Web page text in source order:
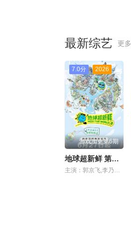
最新综艺 更多
7.0分 2026
游戏加更第6期
地球超新鲜 第二季
主演：郭京飞,李乃文,孙红雷,王玉雯,陈星旭,刘宇宁,林一,龚俊